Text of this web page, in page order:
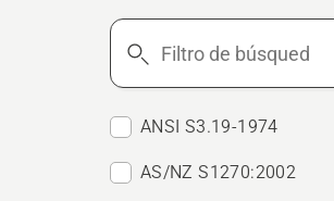
Filtro
ANSI S3.19-1974
AS/NZ S1270:2002